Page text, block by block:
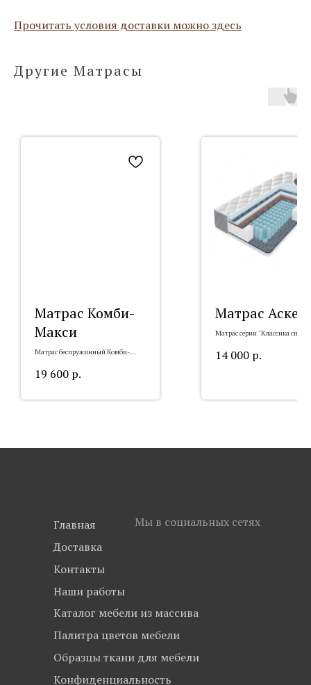
Прочитать условия доставки можно здесь
Другие Матрасы
Матрас Комби-
Макси
Матрас беспружинный Комби-
19 600 р.
Матрас
Матрас серии "Классика сна"
14 000 р.
Главная
Доставка
Контакты
Наши работы
Каталог мебели из массива
Палитра цветов мебели
Образцы ткани для мебели
Конфиденциальность
Мы в социальных сетях